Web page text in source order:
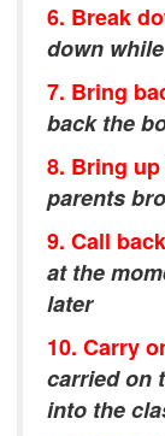
6. Break
down
7. Bring
back the
8. Bring
parents
9. Call
at the
later
10. Carry
carried on
into the